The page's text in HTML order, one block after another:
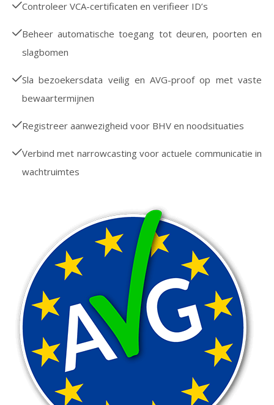
Controleer VCA-certificaten en verifieer ID’s
Beheer automatische toegang tot deuren, poorten en
slagbomen
Sla bezoekersdata veilig en AVG-proof op met vaste
bewaartermijnen
Registreer aanwezigheid voor BHV en noodsituaties
Verbind met narrowcasting voor actuele communicatie in
wachtruimtes